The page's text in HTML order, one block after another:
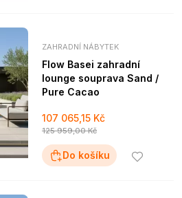
ZAHRADNÍ NÁBYTEK
Flow Basei zahradní
lounge souprava Sand /
Pure Cacao
107 065,15 Kč
125 959,00 Kč
Do košíku